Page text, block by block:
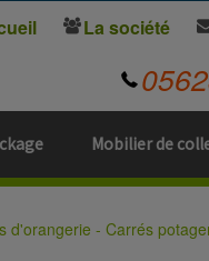
Mobilier de
La société
d'orangerie - Carrés